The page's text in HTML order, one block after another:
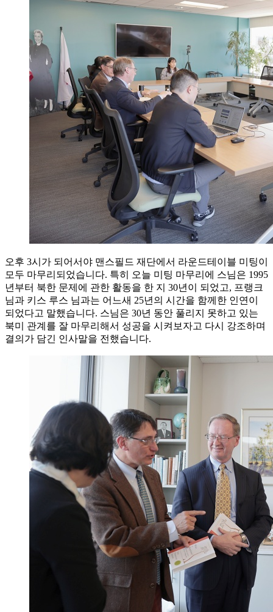
오후 3시가 되어서야 맨스필드 재단에서 라운드테이블 미팅이
모두 마무리되었습니다. 특히 오늘 미팅 마무리에 스님은 1995
년부터 북한 문제에 관한 활동을 한 지 30년이 되었고, 프랭크
님과 키스 루스 님과는 어느새 25년의 시간을 함께한 인연이
되었다고 말했습니다. 스님은 30년 동안 풀리지 못하고 있는
북미 관계를 잘 마무리해서 성공을 시켜보자고 다시 강조하며
결의가 담긴 인사말을 전했습니다.